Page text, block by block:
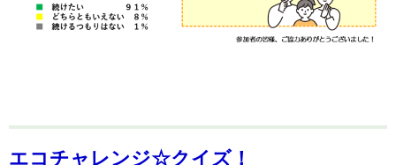
エコチャレンジ☆クイズ！